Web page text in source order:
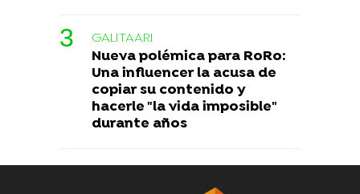
GALITAARI
Nueva polémica para RoRo:
Una influencer la acusa de
copiar su contenido y
hacerle "la vida imposible"
durante años